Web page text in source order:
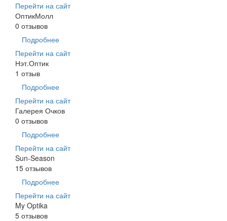
Перейти на сайт
ОптикМолл
0 отзывов
Подробнее
Перейти на сайт
Нэт.Оптик
1 отзыв
Подробнее
Перейти на сайт
Галерея Очков
0 отзывов
Подробнее
Перейти на сайт
Sun-Season
15 отзывов
Подробнее
Перейти на сайт
My Optika
5 отзывов